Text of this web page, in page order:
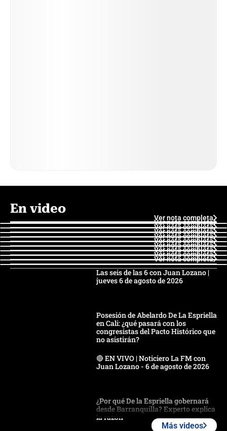
En video
Ver nota completa
Ver nota completa
Ver nota completa
Ver nota completa
Ver nota completa
Ver nota completa
Ver nota completa
Ver nota completa
Ver nota completa
Ver nota completa
Las seis de las 6 con Juan Lozano |
jueves 6 de agosto de 2026
Posesión de Abelardo De La Espriella
en Cali: ¿qué pasará con los
congresistas del Pacto Histórico que
no asistirán?
🔴 EN VIVO | Noticiero La FM con
Juan Lozano - 6 de agosto de 2026
¿Por qué De la Espriella gobernará
desde Barranquilla? Experto explica
la razón
Más videos